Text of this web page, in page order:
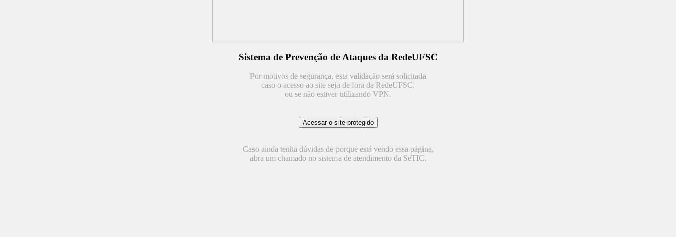
Sistema de Prevenção de Ataques da RedeUFSC
Por motivos de segurança, esta validação será solicitada
caso o acesso ao site seja de fora da RedeUFSC,
ou se não estiver utilizando VPN.
Caso ainda tenha dúvidas de porque está vendo essa página,
abra um chamado no sistema de atendimento da SeTIC.